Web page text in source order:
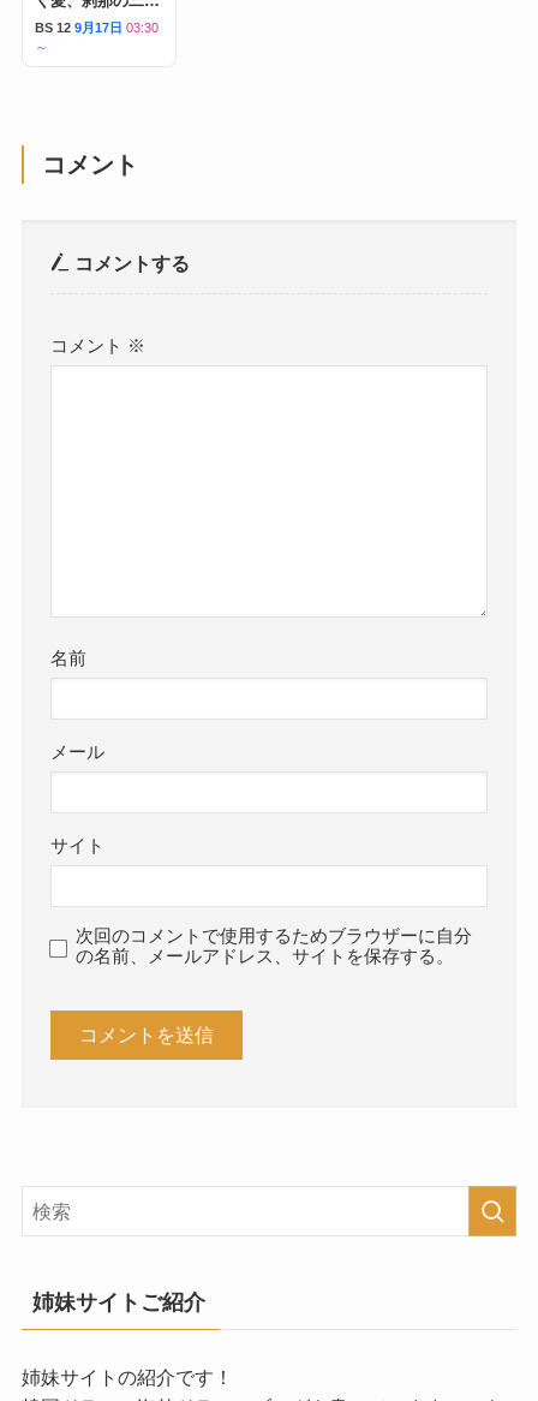
～
BS 12 9月17日 03:30
～
コメント
コメントする
コメント ※
名前
メール
サイト
次回のコメントで使用するためブラウザーに自分
の名前、メールアドレス、サイトを保存する。
姉妹サイトご紹介
姉妹サイトの紹介です！